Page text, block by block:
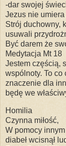
-dar swojej
Jezus nie
Strój duchowny,
usuwali
Być darem że
Medytacja Mt 18
Jestem częścią,
wspólnoty. To
znaczenie dla
będę we
Homilia
Czynna miłość,
W pomocy
diabeł wcisnął